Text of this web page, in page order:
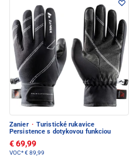
Zanier · Turistické rukavice
Persistence s dotykovou funkciou
€ 69,99
VOC*€ 89,99